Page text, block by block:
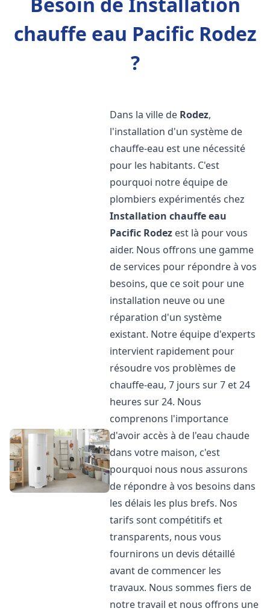
chauffe eau Pacific Rodez
?
Dans la ville de Rodez,
l'installation d'un système de
chauffe-eau est une nécessité
pour les habitants. C'est
pourquoi notre équipe de
plombiers expérimentés chez
Installation chauffe eau
Pacific Rodez est là pour vous
aider. Nous offrons une gamme
de services pour répondre à vos
besoins, que ce soit pour une
installation neuve ou une
réparation d'un système
existant. Notre équipe d'experts
intervient rapidement pour
résoudre vos problèmes de
chauffe-eau, 7 jours sur 7 et 24
heures sur 24. Nous
comprenons l'importance
d'avoir accès à de l'eau chaude
dans votre maison, c'est
pourquoi nous nous assurons
de répondre à vos besoins dans
les délais les plus brefs. Nos
tarifs sont compétitifs et
transparents, nous vous
fournirons un devis détaillé
avant de commencer les
travaux. Nous sommes fiers de
notre travail et nous offrons une